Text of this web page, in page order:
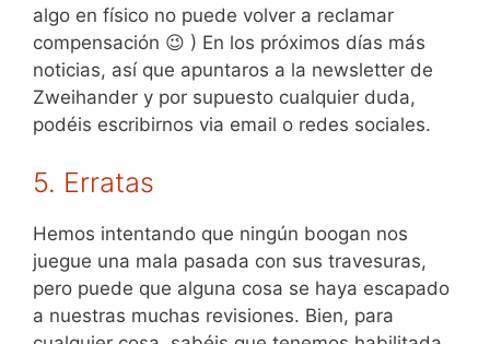
algo en físico no puede volver a reclamar
compensación 😉 ) En los próximos días más
noticias, así que apuntaros a la newsletter de
Zweihander y por supuesto cualquier duda,
podéis escribirnos via email o redes sociales.
5. Erratas
Hemos intentando que ningún boogan nos
juegue una mala pasada con sus travesuras,
pero puede que alguna cosa se haya escapado
a nuestras muchas revisiones. Bien, para